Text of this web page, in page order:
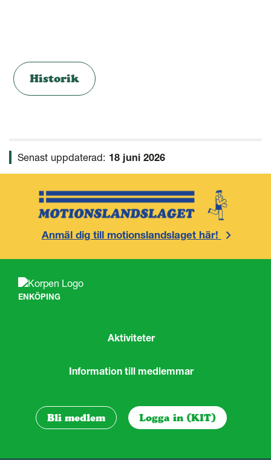
Historik
Senast uppdaterad: 18 juni 2026
Anmäl dig till motionslandslaget här!
ENKÖPING
Aktiviteter
Information till medlemmar
Bli medlem Logga in (KIT)